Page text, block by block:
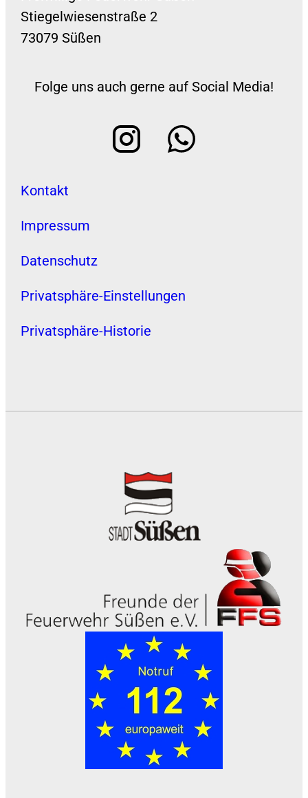
Stiegelwiesenstraße 2
73079 Süßen
Folge uns auch gerne auf Social Media!
Kontakt
Impressum
Datenschutz
Privatsphäre-Einstellungen
Privatsphäre-Historie